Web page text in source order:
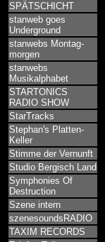
SPÄTSCHICHT
stanweb goes
Underground
stanwebs Montag-
morgen
stanwebs
Musikalphabet
STARTONICS
RADIO SHOW
StarTracks
Stephan's Platten-
Keller
Stimme der Vernunft
Studio Bergisch Land
Symphonies Of
Destruction
Szene intern
szenesoundsRADIO
TAXIM RECORDS